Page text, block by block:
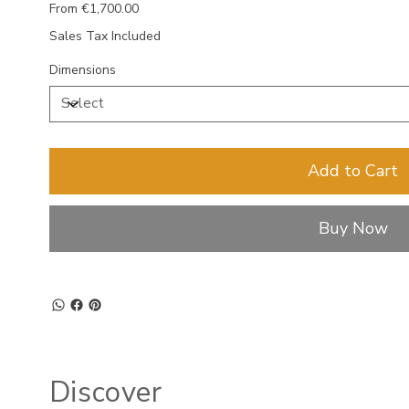
Discover
From Price
€1,700.00
Sales Tax Included
Dimensions
Add to Cart
Buy Now